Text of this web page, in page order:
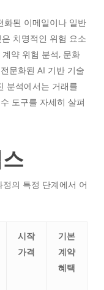
화된 이메일이나 일반
치명적인 위험 요소
약 위험 분석, 문화
문화된 AI 기반 기술
분석에서는 거래를
도구를 자세히 살펴
의 특정 단계에서 어
시작
가격
기본
계약
혜택